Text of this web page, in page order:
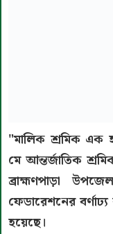
‎"মালিক শ্রমিক
মে আন্তর্জাতিক
ব্রাহ্মণপাড়া
ফেডারেশনের
হয়েছে।